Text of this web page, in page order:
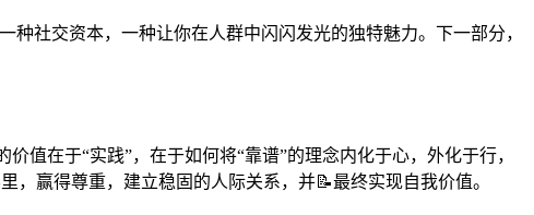
社交资本，一种让你在人群中闪闪发光的独特魅力。下一部分，
值在于“实践”，在于如何将“靠谱”的理念内化于心，外化于行，
赢得尊重，建立稳固的人际关系，并📝最终实现自我价值。